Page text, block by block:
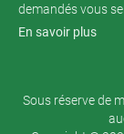
demandés vous
En savoir plus
Sous réserve de